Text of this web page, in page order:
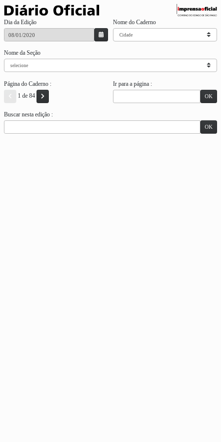
Dia da Edição Nome do Caderno
Nome da Seção
Página do Caderno :
1 de 84
Ir para a página :
OK
Buscar nesta edição :
OK